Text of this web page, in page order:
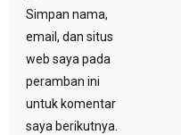
Simpan nama,
email, dan situs
web saya pada
peramban ini
untuk komentar
saya berikutnya.